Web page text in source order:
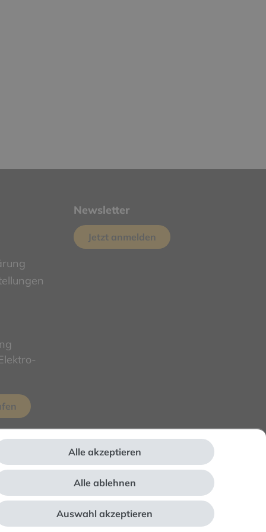
Newsletter
Jetzt anmelden
Alle akzeptieren
Alle ablehnen
Auswahl akzeptieren